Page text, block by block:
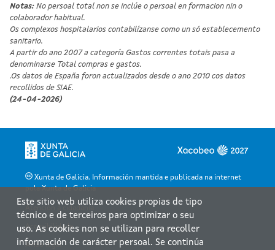
Notas: No persoal total non se inclúe o persoal en formacion nin o
colaborador habitual.
Os complexos hospitalarios contabilízanse como un só establecemento
sanitario.
A partir do ano 2007 a categoría Gastos correntes totais pasa a
denominarse Total compras e gastos.
.Os datos de España foron actualizados desde o ano 2010 cos datos
recollidos de SIAE.
(24-04-2026)
Xunta de Galicia. Información mantida e publicada na internet
pola Xunta de Galicia
Accesibilidade
Aviso legal
Este sitio web utiliza cookies propias de tipo
técnico e de terceiros para optimizar o seu
uso. As cookies non se utilizan para recoller
información de carácter persoal. Se continúa